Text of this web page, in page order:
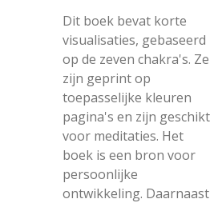
Dit boek bevat korte
visualisaties, gebaseerd
op de zeven chakra's. Ze
zijn geprint op
toepasselijke kleuren
pagina's en zijn geschikt
voor meditaties. Het
boek is een bron voor
persoonlijke
ontwikkeling. Daarnaast